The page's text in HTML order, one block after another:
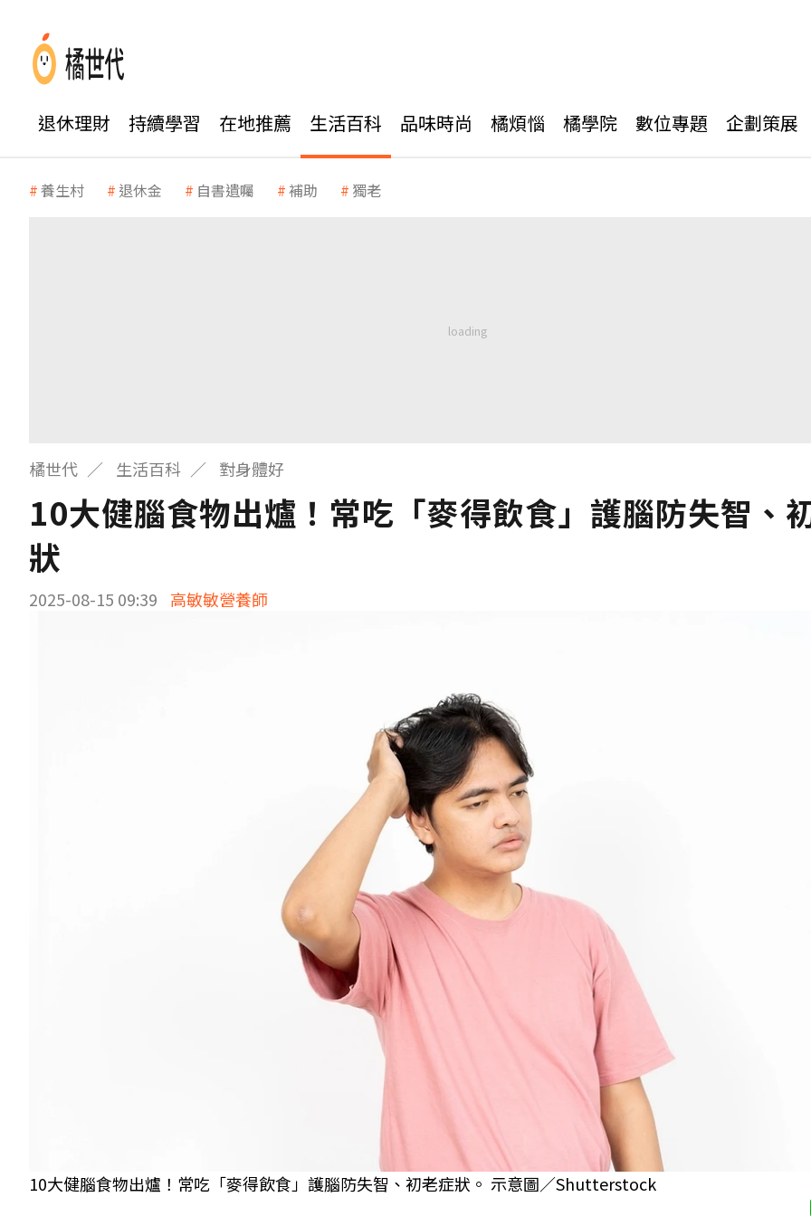
退休理財 持續學習 在地推薦 生活百科 品味時尚 橘煩惱 橘學院 數位專題 企劃策展
養生村 退休金 自書遺囑 補助 獨老
橘世代 生活百科 對身體好
10大健腦食物出爐！常吃「麥得飲食」護腦防失智、
狀
2025-08-15 09:39 高敏敏營養師
10大健腦食物出爐！常吃「麥得飲食」護腦防失智、初老症狀。 示意圖／Shutterstock